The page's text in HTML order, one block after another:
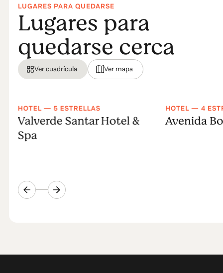
LUGARES PARA QUEDARSE
Lugares para
quedarse cerca
Ver cuadrícula Ver mapa
HOTEL — 5 ESTRELLAS
Valverde Santar Hotel &
Spa
HOTEL — 4
Avenida